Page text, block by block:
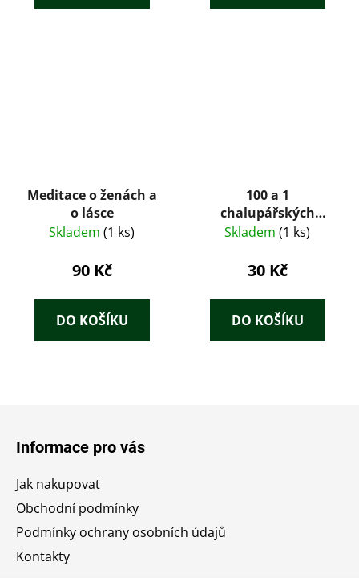
Meditace o ženách a
o lásce
Skladem (1 ks)
90 Kč
DO KOŠÍKU
100 a 1
chalupářských
pochoutek
Skladem (1 ks)
30 Kč
DO KOŠÍKU
Informace pro vás
Jak nakupovat
Obchodní podmínky
Podmínky ochrany osobních údajů
Kontakty